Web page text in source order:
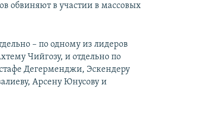
обвиняют в участии в массовых
– по одному из лидеров
Чийгозу, и отдельно по
Дегерменджи, Эскендеру
Арсену Юнусову и